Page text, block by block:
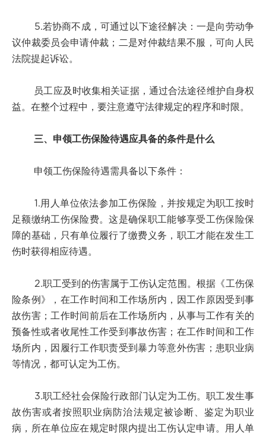
5.若协商不成，可通过以下途径解决：一是向劳动争
议仲裁委员会申请仲裁；二是对仲裁结果不服，可向人民
法院提起诉讼。
员工应及时收集相关证据，通过合法途径维护自身权
益。在整个过程中，要注意遵守法律规定的程序和时限。
三、申领工伤保险待遇应具备的条件是什么
申领工伤保险待遇需具备以下条件：
1.用人单位依法参加工伤保险，并按规定为职工按时
足额缴纳工伤保险费。这是确保职工能够享受工伤保险保
障的基础，只有单位履行了缴费义务，职工才能在发生工
伤时获得相应待遇。
2.职工受到的伤害属于工伤认定范围。根据《工伤保
险条例》，在工作时间和工作场所内，因工作原因受到事
故伤害；工作时间前后在工作场所内，从事与工作有关的
预备性或者收尾性工作受到事故伤害；在工作时间和工作
场所内，因履行工作职责受到暴力等意外伤害；患职业病
等情况，都可认定为工伤。
3.职工经社会保险行政部门认定为工伤。职工发生事
故伤害或者按照职业病防治法规定被诊断、鉴定为职业
病，所在单位应在规定时限内提出工伤认定申请。用人单